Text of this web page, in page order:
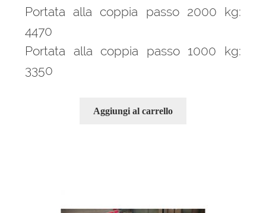
Portata alla coppia passo 2000 kg:
4470
Portata alla coppia passo 1000 kg:
3350
Aggiungi al carrello